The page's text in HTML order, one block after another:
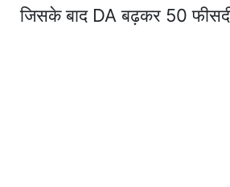
जिसके बाद DA बढ़कर 50